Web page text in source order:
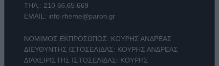
ΤΗΛ.: 210 66.65.669
EMAIL: info-rheme@paron.gr
ΝΟΜΙΜΟΣ ΕΚΠΡΟΣΩΠΟΣ: ΚΟΥΡΗΣ ΑΝΔΡΕΑΣ
ΔΙΕΥΘΥΝΤΗΣ ΙΣΤΟΣΕΛΙΔΑΣ: ΚΟΥΡΗΣ ΑΝΔΡΕΑΣ
ΔΙΑΧΕΙΡΙΣΤΗΣ ΙΣΤΟΣΕΛΙΔΑΣ: ΚΟΥΡΗΣ